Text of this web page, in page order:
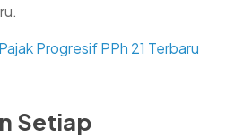
Progresif PPh 21 Terbaru
Setiap